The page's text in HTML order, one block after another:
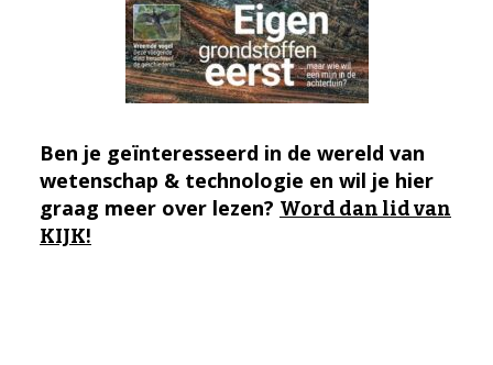
Ben je geïnteresseerd in de wereld van
wetenschap & technologie en wil je hier
graag meer over lezen? Word dan lid van
KIJK!